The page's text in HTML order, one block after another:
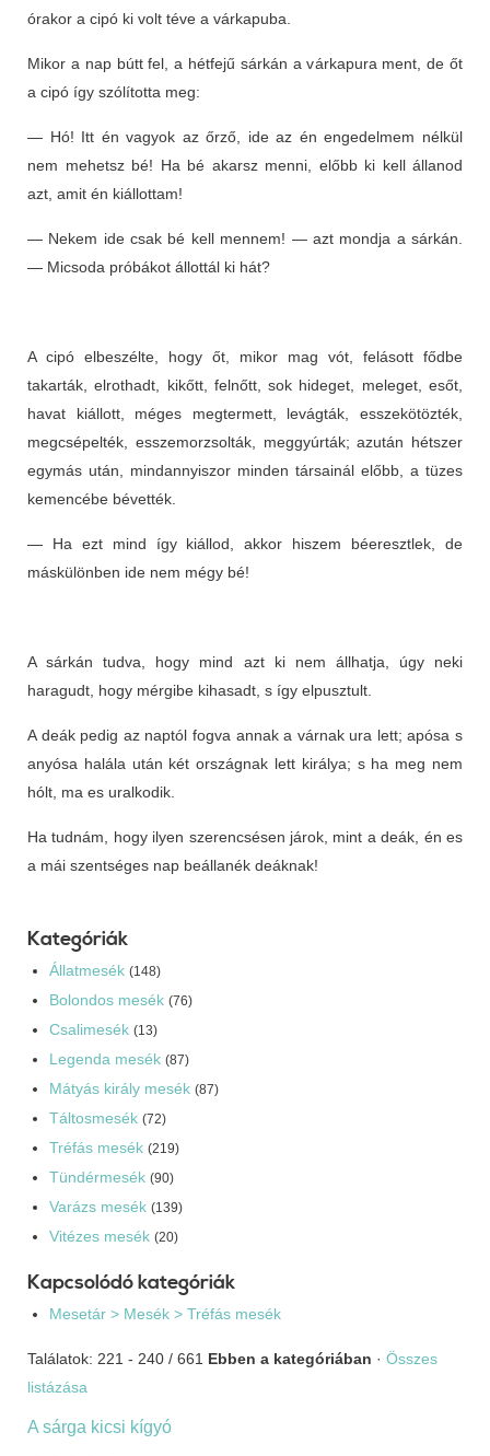
órakor a cipó ki volt téve a várkapuba.
Mikor a nap bútt fel, a hétfejű sárkán a várkapura ment, de őt
a cipó így szólította meg:
— Hó! Itt én vagyok az őrző, ide az én engedelmem nélkül
nem mehetsz bé! Ha bé akarsz menni, előbb ki kell állanod
azt, amit én kiállottam!
— Nekem ide csak bé kell mennem! — azt mondja a sárkán.
— Micsoda próbákot állottál ki hát?
A cipó elbeszélte, hogy őt, mikor mag vót, felásott fődbe
takarták, elrothadt, kikőtt, felnőtt, sok hideget, meleget, esőt,
havat kiállott, méges megtermett, levágták, esszekötözték,
megcsépelték, esszemorzsolták, meggyúrták; azután hétszer
egymás után, mindannyiszor minden társainál előbb, a tüzes
kemencébe bévették.
— Ha ezt mind így kiállod, akkor hiszem béeresztlek, de
máskülönben ide nem mégy bé!
A sárkán tudva, hogy mind azt ki nem állhatja, úgy neki
haragudt, hogy mérgibe kihasadt, s így elpusztult.
A deák pedig az naptól fogva annak a várnak ura lett; apósa s
anyósa halála után két országnak lett királya; s ha meg nem
hólt, ma es uralkodik.
Ha tudnám, hogy ilyen szerencsésen járok, mint a deák, én es
a mái szentséges nap beállanék deáknak!
Kategóriák
Állatmesék (148)
Bolondos mesék (76)
Csalimesék (13)
Legenda mesék (87)
Mátyás király mesék (87)
Táltosmesék (72)
Tréfás mesék (219)
Tündérmesék (90)
Varázs mesék (139)
Vitézes mesék (20)
Kapcsolódó kategóriák
Mesetár > Mesék > Tréfás mesék
Találatok: 221 - 240 / 661 Ebben a kategóriában · Összes
listázása
A sárga kicsi kígyó